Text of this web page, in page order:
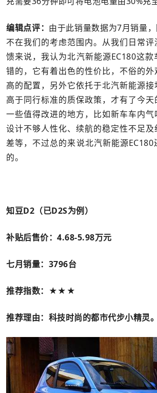
编辑点评： 由于此销量数据为7月销量
不在我们的考虑范围内。从我们日常评
馈来说，我认为北汽新能源EC180这
错的，它有着出色的性价比，不俗的
高的配置，另外它依托于北汽新能源
高于同行标准的质保政策，才有了今
一些值得改进的地方，比如新车车内气
设计不够人性化、续航的稳定性不足
差等，不过总的来说北汽新能源
的。
知豆D2 （已D2S为例）
补贴后售价：4.68-5.98万元
七月销量：3796台
推荐指数：★★★
推荐理由：科技时尚的都市代步小精灵。